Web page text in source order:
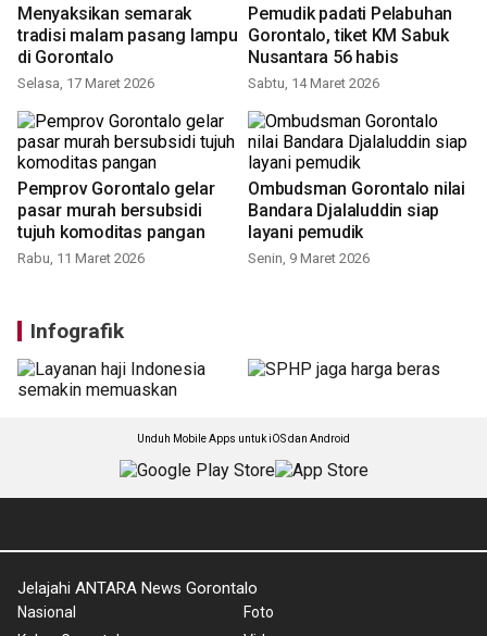
Menyaksikan semarak
tradisi malam pasang lampu
di Gorontalo
Selasa, 17 Maret 2026
Pemudik padati Pelabuhan
Gorontalo, tiket KM Sabuk
Nusantara 56 habis
Sabtu, 14 Maret 2026
Pemprov Gorontalo gelar
pasar murah bersubsidi
tujuh komoditas pangan
Rabu, 11 Maret 2026
Ombudsman Gorontalo nilai
Bandara Djalaluddin siap
layani pemudik
Senin, 9 Maret 2026
Infografik
Unduh Mobile Apps untuk iOS dan Android
Jelajahi ANTARA News Gorontalo
Nasional
Foto